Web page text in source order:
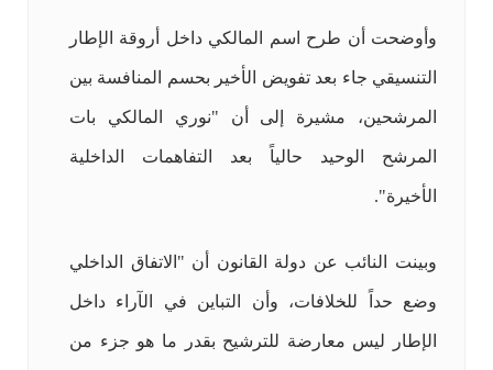
وأوضحت أن طرح اسم المالكي داخل أروقة الإطار
التنسيقي جاء بعد تفويض الأخير بحسم المنافسة بين
المرشحين، مشيرة إلى أن "نوري المالكي بات
المرشح الوحيد حالياً بعد التفاهمات الداخلية
الأخيرة".
وبينت النائب عن دولة القانون أن "الاتفاق الداخلي
وضع حداً للخلافات، وأن التباين في الآراء داخل
الإطار ليس معارضة للترشيح بقدر ما هو جزء من